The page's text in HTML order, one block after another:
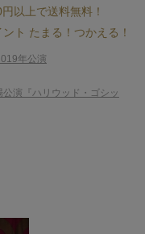
以上で送料無料！
ント たまる！つかえる！
年公演
演『ハリウッド・ゴシッ